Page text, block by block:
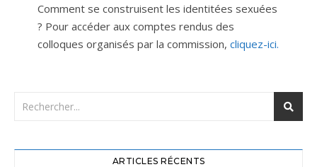
Comment se construisent les identitées sexuées
? Pour accéder aux comptes rendus des
colloques organisés par la commission, cliquez-ici.
ARTICLES RÉCENTS